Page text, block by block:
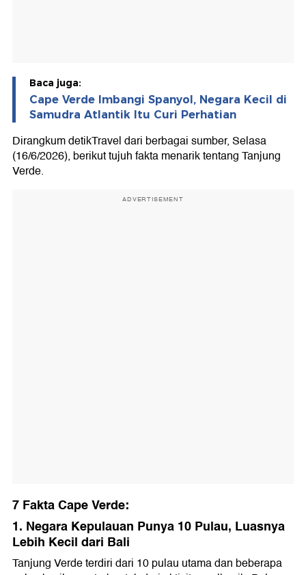
Baca juga:
Cape Verde Imbangi Spanyol, Negara Kecil di
Samudra Atlantik Itu Curi Perhatian
Dirangkum detikTravel dari berbagai sumber, Selasa
(16/6/2026), berikut tujuh fakta menarik tentang Tanjung
Verde.
ADVERTISEMENT
7 Fakta Cape Verde:
1. Negara Kepulauan Punya 10 Pulau, Luasnya
Lebih Kecil dari Bali
Tanjung Verde terdiri dari 10 pulau utama dan beberapa